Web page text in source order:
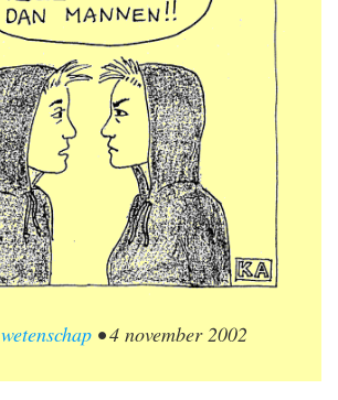
wetenschap •4 november 2002